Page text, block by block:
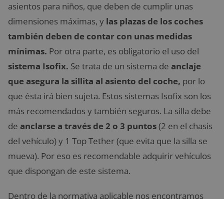
asientos para niños, que deben de cumplir unas
dimensiones máximas, y las plazas de los coches
también deben de contar con unas medidas
mínimas. Por otra parte, es obligatorio el uso del
sistema Isofix. Se trata de un sistema de anclaje
que asegura la sillita al asiento del coche, por lo
que ésta irá bien sujeta. Estos sistemas Isofix son los
más recomendados y también seguros. La silla debe
de anclarse a través de 2 o 3 puntos(2 en el chasis
del vehículo) y 1 Top Tether (que evita que la silla se
mueva). Por eso es recomendable adquirir vehículos
que dispongan de este sistema.
Dentro de la normativa aplicable nos encontramos